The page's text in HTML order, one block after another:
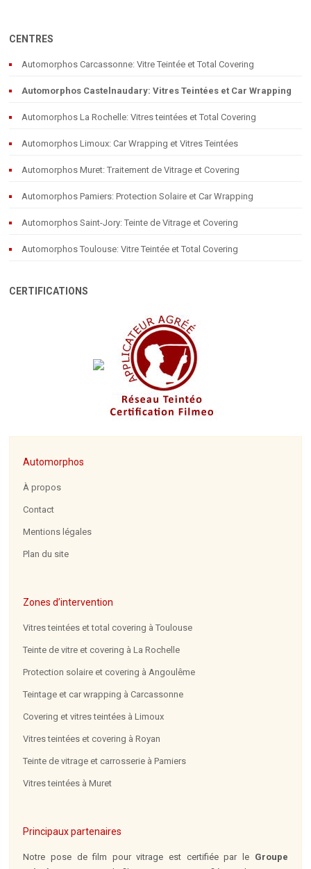
CENTRES
Automorphos Carcassonne: Vitre Teintée et Total Covering
Automorphos Castelnaudary: Vitres Teintées et Car Wrapping
Automorphos La Rochelle: Vitres teintées et Total Covering
Automorphos Limoux: Car Wrapping et Vitres Teintées
Automorphos Muret: Traitement de Vitrage et Covering
Automorphos Pamiers: Protection Solaire et Car Wrapping
Automorphos Saint-Jory: Teinte de Vitrage et Covering
Automorphos Toulouse: Vitre Teintée et Total Covering
CERTIFICATIONS
Automorphos
À propos
Contact
Mentions légales
Plan du site
Zones d’intervention
Vitres teintées et total covering à Toulouse
Teinte de vitre et covering à La Rochelle
Protection solaire et covering à Angoulême
Teintage et car wrapping à Carcassonne
Covering et vitres teintées à Limoux
Vitres teintées et covering à Royan
Teinte de vitrage et carrosserie à Pamiers
Vitres teintées à Muret
Principaux partenaires
Notre pose de film pour vitrage est certifiée par le Groupe